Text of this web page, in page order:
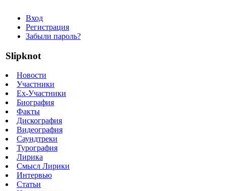
Вход
Регистрация
Забыли пароль?
Slipknot
Новости
Участники
Ex-Участники
Биография
Факты
Дискография
Видеография
Саундтреки
Турография
Лирика
Смысл Лирики
Интервью
Статьи